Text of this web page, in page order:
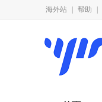
海外站 帮助